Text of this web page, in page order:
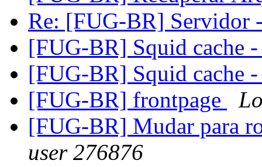
Re: [FUG-BR] Servidor
[FUG-BR] Squid cache
[FUG-BR] Squid cache
[FUG-BR] frontpage
[FUG-BR] Mudar para
user 276876